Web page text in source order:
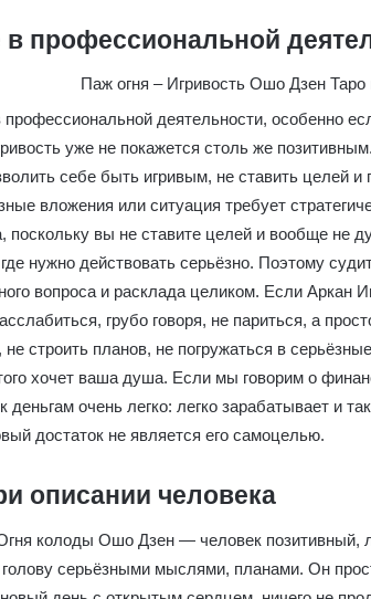
в профессиональной
деятельности, особенно
уже не покажется столь же
себе быть игривым, не ставить целей и
вложения или ситуация требует
поскольку вы не ставите целей и вообще не
нужно действовать серьёзно. Поэтому
вопроса и расклада целиком. Если Аркан
грубо говоря, не париться, а
не строить планов, не погружаться в
хочет ваша душа. Если мы говорим о
деньгам очень легко: легко зарабатывает и
достаток не является его самоцелью.
описании человека
колоды Ошо Дзен — человек позитивный,
серьёзными мыслями, планами. Он
н
о
л
д
о
к
о
е
р
о